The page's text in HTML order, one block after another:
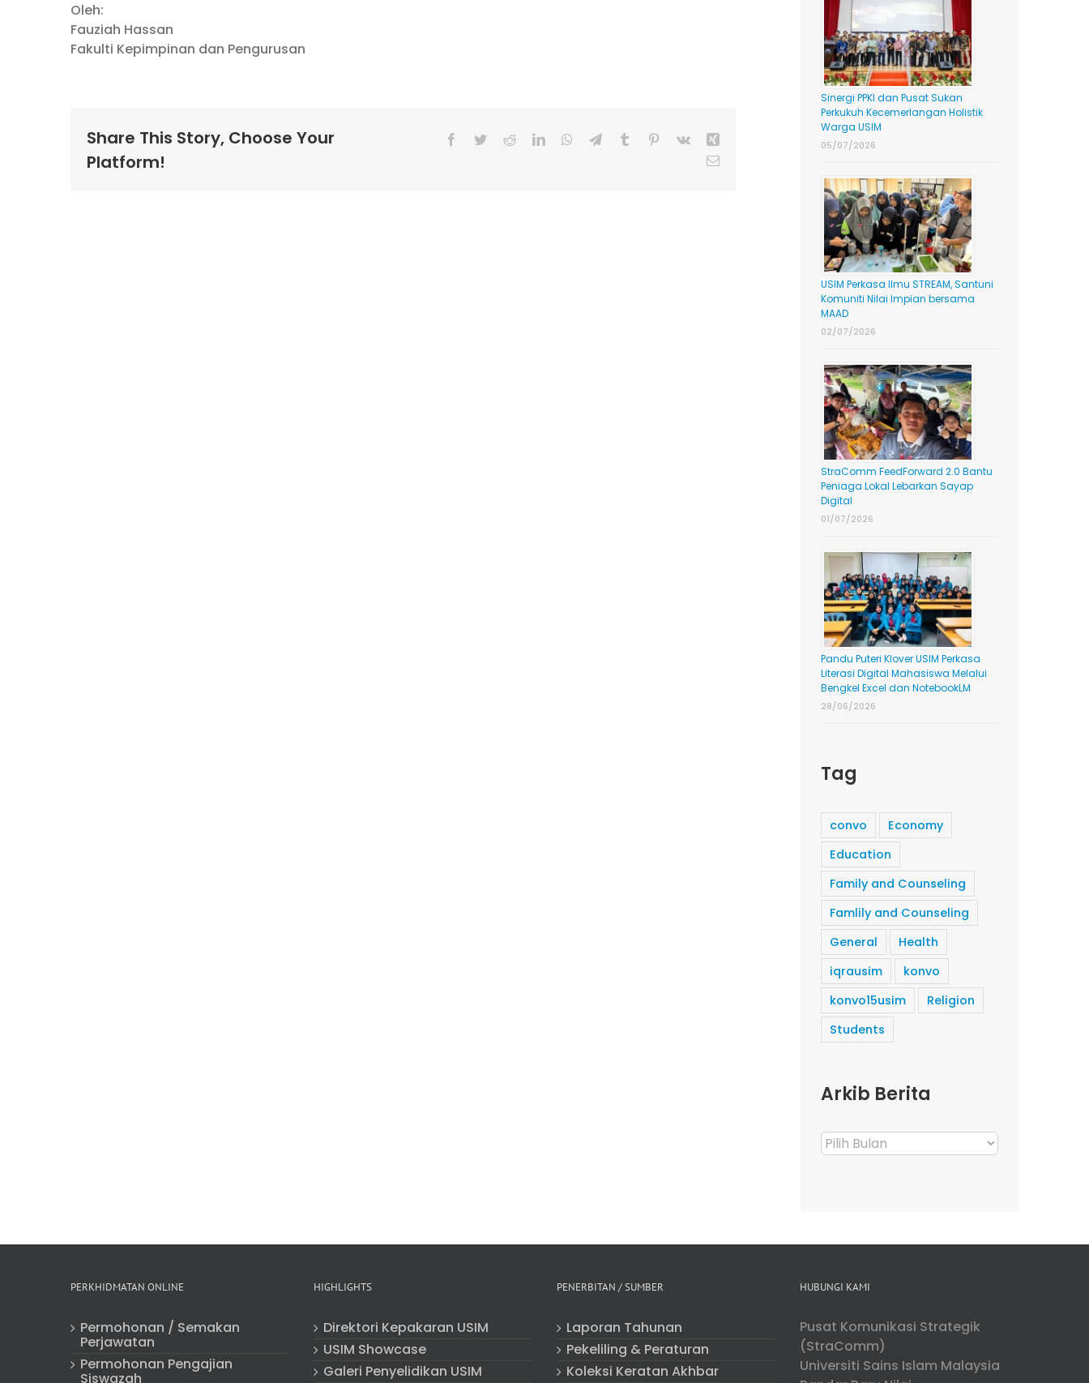
Oleh:
Fauziah Hassan
Fakulti Kepimpinan dan Pengurusan
Share This Story, Choose Your
Platform!
Facebook
TwitterRedditLinkedInWhatsApp
TelegramTumblr Pinterest
Vk
Xing
Email
Sinergi PPKI dan Pusat Sukan
Perkukuh Kecemerlangan Holistik
Warga USIM
05/07/2026
USIM Perkasa Ilmu STREAM, Santuni
Komuniti Nilai Impian bersama
MAAD
02/07/2026
StraComm FeedForward 2.0 Bantu
Peniaga Lokal Lebarkan Sayap
Digital
01/07/2026
Pandu Puteri Klover USIM Perkasa
Literasi Digital Mahasiswa Melalui
Bengkel Excel dan NotebookLM
28/06/2026
Tag
convo
Economy
Education
Family and Counseling
Famlily and Counseling
General
Health
iqrausim
konvo
konvo15usim
Religion
Students
Arkib Berita
Arkib
Berita
PERKHIDMATAN ONLINE
Permohonan / Semakan
Perjawatan
Permohonan Pengajian
Siswazah
HIGHLIGHTS
Direktori Kepakaran USIM
USIM Showcase
Galeri Penyelidikan USIM
PENERBITAN / SUMBER
Laporan Tahunan
Pekeliling & Peraturan
Koleksi Keratan Akhbar
HUBUNGI KAMI
Pusat Komunikasi Strategik
(StraComm)
Universiti Sains Islam Malaysia